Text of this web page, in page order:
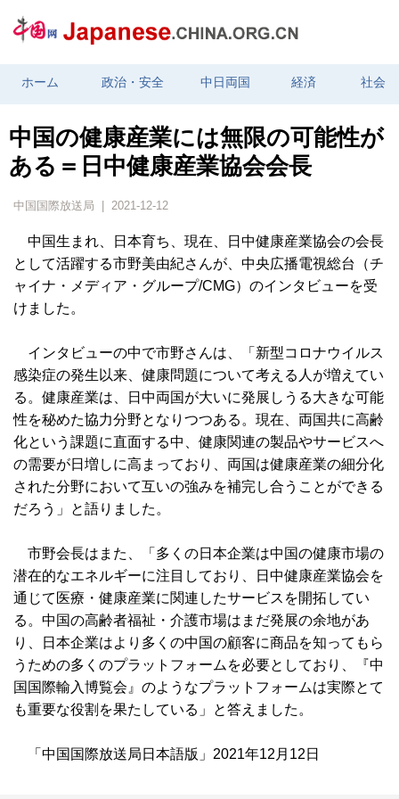
ホーム 政治・安全 中日両国 経済 社会
中国の健康産業には無限の可能性が
ある＝日中健康産業協会会長
中国国際放送局 | 2021-12-12
中国生まれ、日本育ち、現在、日中健康産業協会の会長
として活躍する市野美由紀さんが、中央広播電視総台（チ
ャイナ・メディア・グループ/CMG）のインタビューを受
けました。
インタビューの中で市野さんは、「新型コロナウイルス
感染症の発生以来、健康問題について考える人が増えてい
る。健康産業は、日中両国が大いに発展しうる大きな可能
性を秘めた協力分野となりつつある。現在、両国共に高齢
化という課題に直面する中、健康関連の製品やサービスへ
の需要が日増しに高まっており、両国は健康産業の細分化
された分野において互いの強みを補完し合うことができる
だろう」と語りました。
市野会長はまた、「多くの日本企業は中国の健康市場の
潜在的なエネルギーに注目しており、日中健康産業協会を
通じて医療・健康産業に関連したサービスを開拓してい
る。中国の高齢者福祉・介護市場はまだ発展の余地があ
り、日本企業はより多くの中国の顧客に商品を知ってもら
うための多くのプラットフォームを必要としており、『中
国国際輸入博覧会』のようなプラットフォームは実際とて
も重要な役割を果たしている」と答えました。
「中国国際放送局日本語版」2021年12月12日